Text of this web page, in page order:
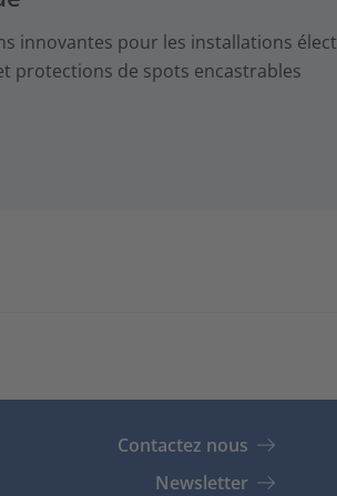
innovantes pour les installations
protections de spots encastrables
Contactez nous
Newsletter